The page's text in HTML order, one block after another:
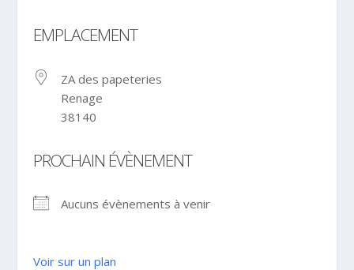
EMPLACEMENT
ZA des papeteries
Renage
38140
PROCHAIN ÉVÈNEMENT
Aucuns évènements à venir
Voir sur un plan